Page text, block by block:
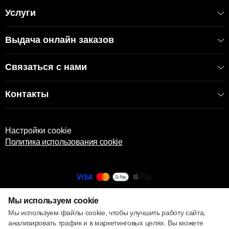
Услуги
Выдача онлайн заказов
Связаться с нами
Контакты
Настройки cookie
Политика использования cookie
© 2013 – 2026 ECOM
Мы используем cookie
Мы используем файлы cookie, чтобы улучшить работу сайта,
анализировать трафик и в маркетинговых целях. Вы можете